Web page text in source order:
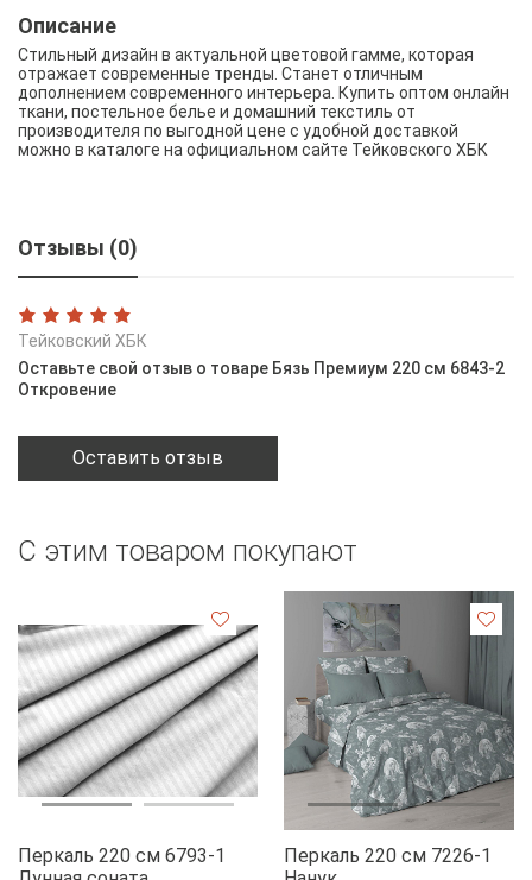
Описание
Стильный дизайн в актуальной цветовой гамме, которая
отражает современные тренды. Станет отличным
дополнением современного интерьера. Купить оптом онлайн
ткани, постельное белье и домашний текстиль от
производителя по выгодной цене с удобной доставкой
можно в каталоге на официальном сайте Тейковского ХБК
Отзывы (0)
Тейковский ХБК
Оставьте свой отзыв о товаре Бязь Премиум 220 см 6843-2
Откровение
Оставить отзыв
С этим товаром покупают
Перкаль 220 см 6793-1
Перкаль 220 см 7226-1